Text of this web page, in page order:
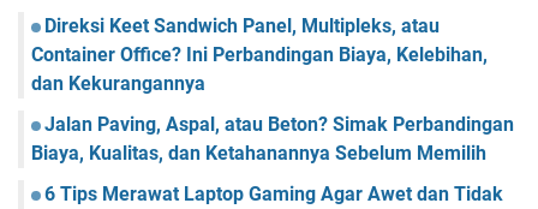
Direksi Keet Sandwich Panel, Multipleks, atau
Container Office? Ini Perbandingan Biaya, Kelebihan,
dan Kekurangannya
Jalan Paving, Aspal, atau Beton? Simak Perbandingan
Biaya, Kualitas, dan Ketahanannya Sebelum Memilih
6 Tips Merawat Laptop Gaming Agar Awet dan Tidak